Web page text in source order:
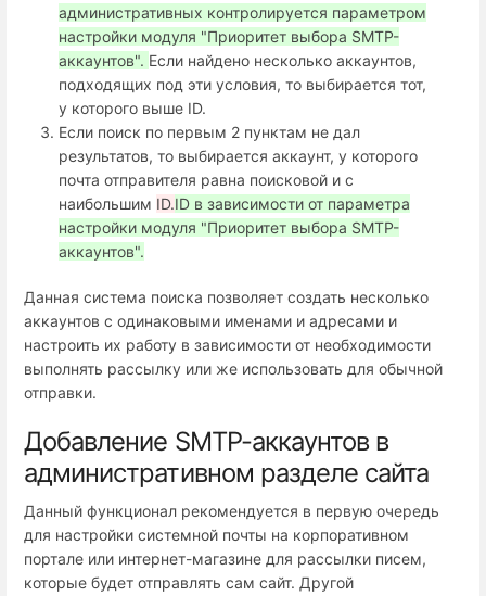
административных контролируется параметром
настройки модуля "Приоритет выбора SMTP-
аккаунтов". Если найдено несколько аккаунтов,
подходящих под эти условия, то выбирается тот,
у которого выше ID.
Если поиск по первым 2 пунктам не дал
результатов, то выбирается аккаунт, у которого
почта отправителя равна поисковой и с
наибольшим ID.ID в зависимости от параметра
настройки модуля "Приоритет выбора SMTP-
аккаунтов".
Данная система поиска позволяет создать несколько
аккаунтов с одинаковыми именами и адресами и
настроить их работу в зависимости от необходимости
выполнять рассылку или же использовать для обычной
отправки.
Добавление SMTP-аккаунтов в
административном разделе сайта
Данный функционал рекомендуется в первую очередь
для настройки системной почты на корпоративном
портале или интернет-магазине для рассылки писем,
которые будет отправлять сам сайт. Другой